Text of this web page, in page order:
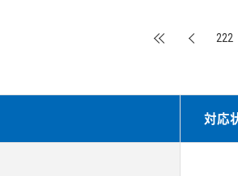
222
対応